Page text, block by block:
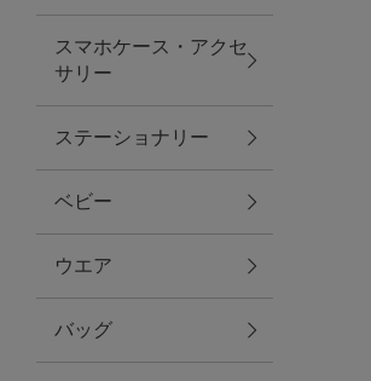
キッチン
ファブリック
グリーン
スマホケース・アクセ
サリー
ステーショナリー
ベビー
ウエア
バッグ